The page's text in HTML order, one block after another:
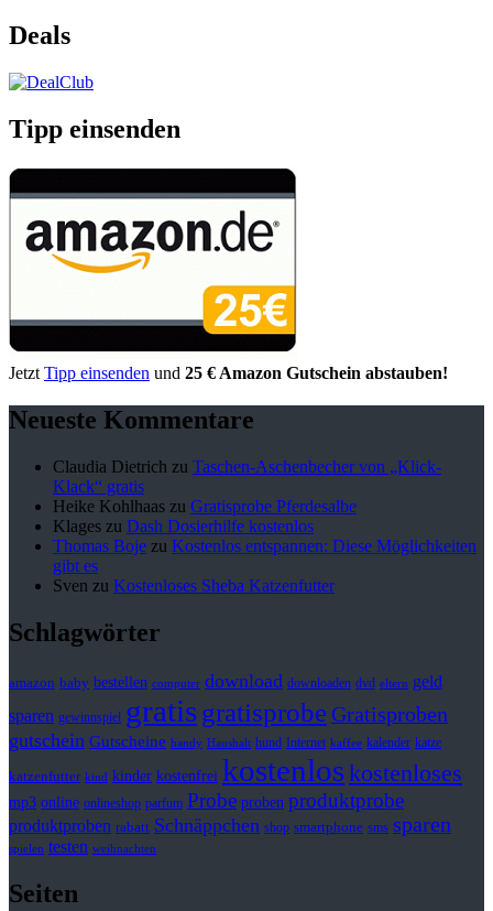
Deals
Tipp einsenden
Jetzt Tipp einsenden und 25 € Amazon Gutschein abstauben!
Neueste Kommentare
Claudia Dietrich zu Taschen-Aschenbecher von „Klick-
Klack“ gratis
Heike Kohlhaas zu Gratisprobe Pferdesalbe
Klages zu Dash Dosierhilfe kostenlos
Thomas Boje zu Kostenlos entspannen: Diese Möglichkeiten
gibt es
Sven zu Kostenloses Sheba Katzenfutter
Schlagwörter
amazon baby bestellen computer download downloaden dvd eltern geld
sparen gewinnspiel gratisgratisprobeGratisproben
gutschein Gutscheine handy Haushalt hund Internet kaffee kalender katze
katzenfutter kind kinder kostenfrei kostenloskostenloses
mp3 online onlineshop parfum Probe proben produktprobe
produktproben rabatt Schnäppchen shop smartphone sms sparen
spielen testen weihnachten
Seiten